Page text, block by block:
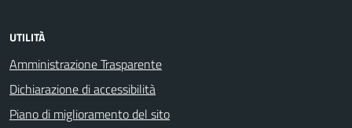
UTILITÀ
Amministrazione Trasparente
Dichiarazione di accessibilità
Piano di miglioramento del sito